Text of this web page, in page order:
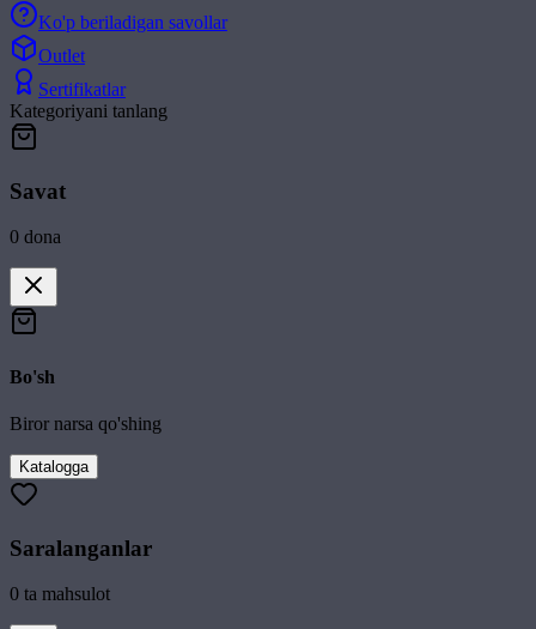
Ko'p beriladigan savollar
Outlet
Sertifikatlar
Kategoriyani tanlang
Savat
0 dona
Bo'sh
Biror narsa qo'shing
Katalogga
Saralanganlar
0 ta mahsulot